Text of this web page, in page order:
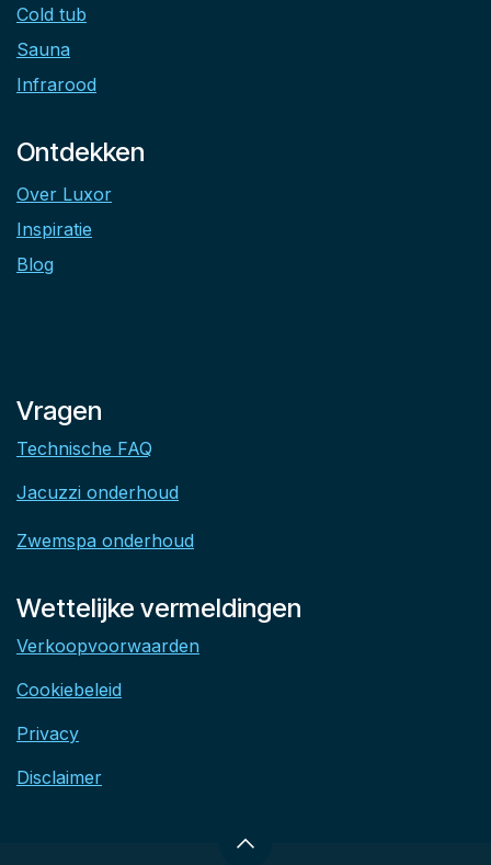
Cold tub
Sauna
Infrarood
Ontdekken
Over Luxor
Inspiratie
Blog
Vragen
Technische FAQ
Jacuzzi onderhoud
Zwemspa onderhoud
Wettelijke vermeldingen
Verkoopvoorwaarden
Cookiebeleid
Privacy
Disclaimer